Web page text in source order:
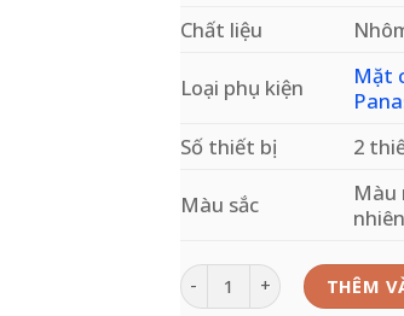
Chất liệu
Loại phụ kiện
Mặt
Số thiết bị
2
Màu sắc
Màu
nhiên
Mặt nhôm 2 thiết bịTHÊM